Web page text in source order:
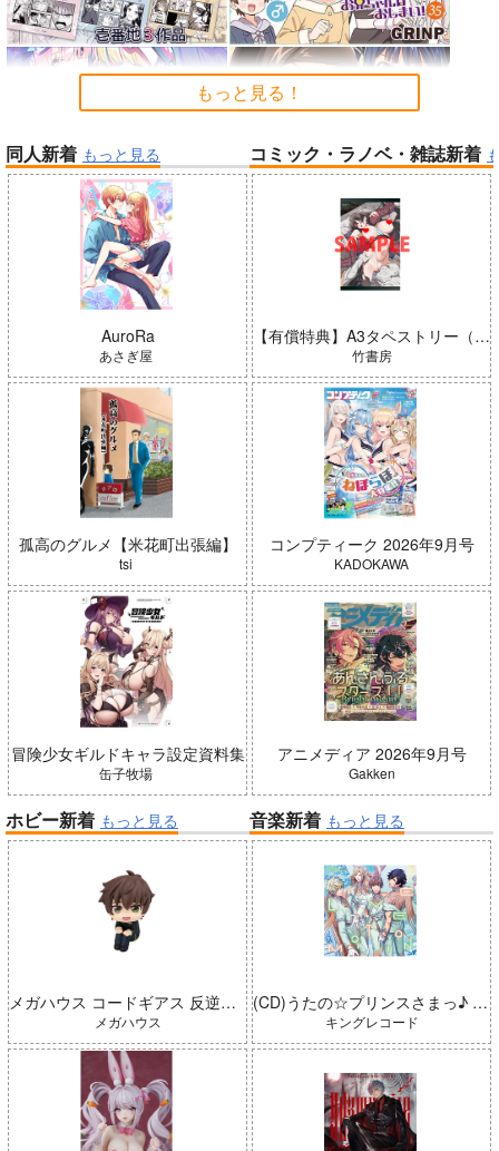
魔王マーラ煩悩学園 ～勇者、教師に 時々ボソッとロシア語でデレる勇者
のアーリャさん
帝国機神ヴォルカミオン 2 ふかふかダンジョン攻略記 19
「魔法少女リリカルなのは EX
CEEDS Gun Blaze Vengeanc
e」オープニングテーマ CRIM
Summer Challenger/水瀬いの
インゴクダンチ
「少女☆歌劇 レヴュースタァ
ライト」スペシャルライブ “St
定版)
Peachful Story(通常盤)/桃鈴
ねね
もっと見る！
同人新着 もっと見る
AuroRa
あさぎ屋
孤高のグルメ【米花町出張編】
tsi
冒険少女ギルドキャラ設定資料集
缶子牧場
コミック・ラノベ・雑誌新着
【有償特典】A3タペストリー（ガールズゾンビパーティー 5）
竹書房
コンプティーク 2026年9月号
KADOKAWA
アニメディア 2026年9月号
Gakken
ホビー新着 もっと見る
メガハウス コードギアス 反逆のルルーシュ るかっぷ 枢木スザク 完成品
メガハウス
音楽新着 もっと見る
(CD)うたの☆プリンスさまっ♪ LIVE EMOTION 2nd Anniversary CD トキヤ・カミュ・瑛二・大和
キングレコード